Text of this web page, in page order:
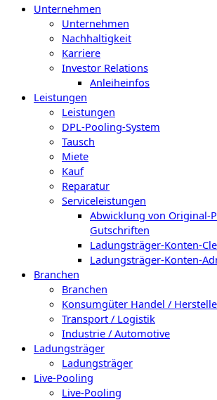
Unternehmen
Unternehmen
Nachhaltigkeit
Karriere
Investor Relations
Anleiheinfos
Leistungen
Leistungen
DPL-Pooling-System
Tausch
Miete
Kauf
Reparatur
Serviceleistungen
Abwicklung von Original-
Gutschriften
Ladungsträger-Konten-
Ladungsträger-Konten-
Branchen
Branchen
Konsumgüter Handel /
Transport / Logistik
Industrie / Automotive
Ladungsträger
Ladungsträger
Live-Pooling
Live-Pooling